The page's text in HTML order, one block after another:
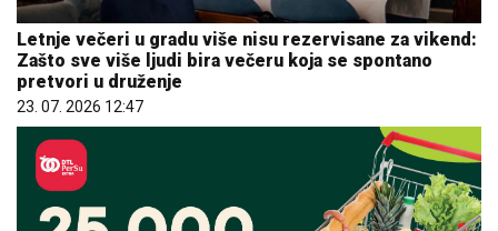
Letnje večeri u gradu više nisu rezervisane za vikend:
Zašto sve više ljudi bira večeru koja se spontano
pretvori u druženje
23. 07. 2026 12:47